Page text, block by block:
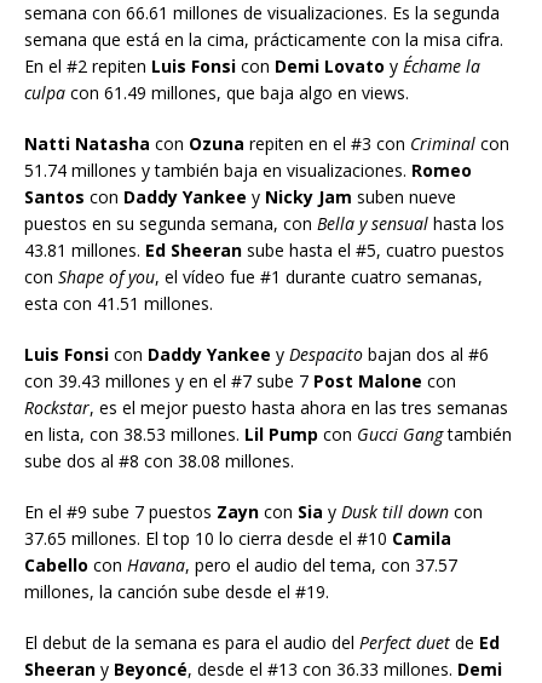
semana con 66.61 millones de visualizaciones. Es la segunda
semana que está en la cima, prácticamente con la misa cifra.
En el #2 repiten Luis Fonsi con Demi Lovato y Échame la
culpa con 61.49 millones, que baja algo en views.
Natti Natasha con Ozuna repiten en el #3 con Criminal con
51.74 millones y también baja en visualizaciones. Romeo
Santos con Daddy Yankee y Nicky Jam suben nueve
puestos en su segunda semana, con Bella y sensual hasta los
43.81 millones. Ed Sheeran sube hasta el #5, cuatro puestos
con Shape of you, el vídeo fue #1 durante cuatro semanas,
esta con 41.51 millones.
Luis Fonsi con Daddy Yankee y Despacito bajan dos al #6
con 39.43 millones y en el #7 sube 7 Post Malone con
Rockstar, es el mejor puesto hasta ahora en las tres semanas
en lista, con 38.53 millones. Lil Pump con Gucci Gangtambién
sube dos al #8 con 38.08 millones.
En el #9 sube 7 puestos Zayn con Sia y Dusk till down con
37.65 millones. El top 10 lo cierra desde el #10 Camila
Cabello con Havana, pero el audio del tema, con 37.57
millones, la canción sube desde el #19.
El debut de la semana es para el audio del Perfect duet de Ed
Sheeran y Beyoncé, desde el #13 con 36.33 millones. Demi